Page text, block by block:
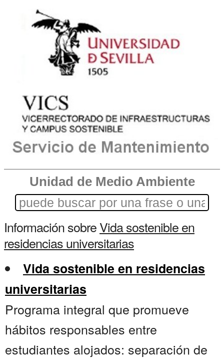
Unidad de Medio Ambiente
Información sobreVida sostenible en
residencias universitarias
Vida sostenible en residencias
universitarias
Programa integral que promueve
hábitos responsables entre
estudiantes alojados: separación de